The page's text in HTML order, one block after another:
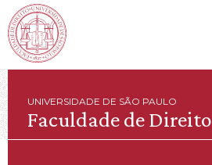
UNIVERSIDADE DE SÃO PAULO
Faculdade de Direito